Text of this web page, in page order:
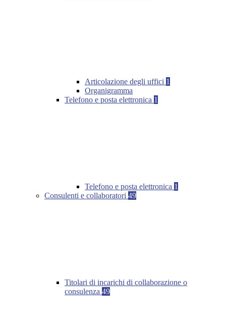
Articolazione degli uffici 1
Organigramma
Telefono e posta elettronica 1
Telefono e posta elettronica 1
Consulenti e collaboratori 49
Titolari di incarichi di collaborazione o
consulenza 49